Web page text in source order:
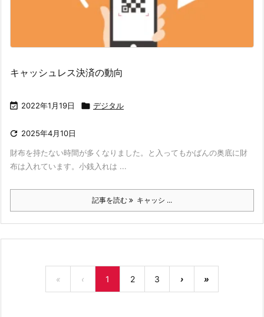
キャッシュレス決済の動向
 2022年1月19日  デジタル
 2025年4月10日
財布を持たない時間が多くなりました。と入ってもかばんの奥底に財
布は入れています。小銭入れは ...
記事を読む キャッシ ...
« ‹ 1 2 3 › »